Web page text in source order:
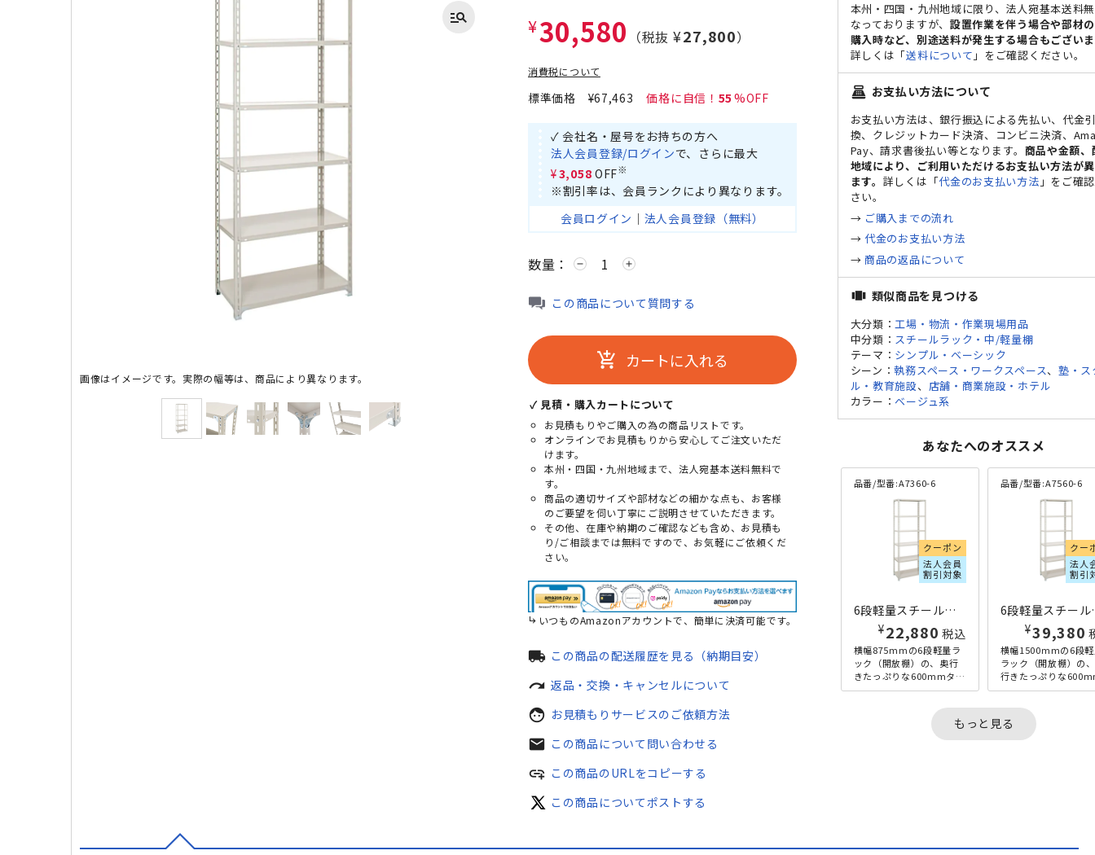
画像はイメージです。実際の幅等は、商品により異なります。
¥30,580 （税抜 ¥27,800）
消費税について
標準価格 ¥67,463 55
✓ 会社名・屋号をお持ちの方へ
法人会員登録/ログインで、さらに最大
¥3,058 OFF※
※割引率は、会員ランクにより異なります。
会員ログイン ｜ 法人会員登録（無料）
数量： remove add
この商品について質問する
add_shopping_cart カートに入れる
✓ 見積・購入カートについて
お見積もりやご購入の為の商品リストです。
オンラインでお見積もりから安心してご注文いただ
けます。
本州・四国・九州地域まで、法人宛基本送料無料で
す。
商品の適切サイズや部材などの細かな点も、お客様
のご要望を伺い丁寧にご説明させていただきます。
その他、在庫や納期のご確認なども含め、お見積も
り/ご相談までは無料ですので、お気軽にご依頼くだ
さい。
いつものAmazonアカウントで、簡単に決済可能です。
local_shipping この商品の配送履歴を見る（納期目安）
redo 返品・交換・キャンセルについて
face お見積もりサービスのご依頼方法
mail この商品について問い合わせる
add_link この商品のURLをコピーする
この商品についてポストする
本州・四国・九州地域に限り、法人宛基本送料
なっておりますが、 設置作業を伴う場合や部材
購入時など、別途送料が発生する場合もござい
詳しくは「送料について 」をご確認ください。
point_of_sale お支払い方法について
お支払い方法は、銀行振込による先払い、代金
換、クレジットカード決済、コンビニ決済、
Pay、請求書後払い等となります。 商品や金額、
地域により、ご利用いただけるお支払い方法が
ます。 詳しくは「代金のお支払い方法 」をご確
さい。
→ ご購入までの流れ
→代金のお支払い方法
→ 商品の返品について
view_carousel 類似商品を見つける
大分類： 工場・物流・作業現場用品
中分類： スチールラック・中/軽量棚
テーマ： シンプル・ベーシック
シーン：執務スペース・ワークスペース、 塾・ス
ル・教育施設、 店舗・商業施設・ホテル
カラー： ベージュ系
あなたへのオススメ
品番/型番:A7360-6
クーポン
法人会員
割引対象
6段軽量スチールラック H2100×W875×D600 アイボリー
¥22,880 税込
横幅875mmの6段軽量ラ
ック（開放棚）の、奥行
きたっぷりな600mmタイ
プです。低価格帯ながら
現しており、オフィ...
品番/型番:A7560-6
クー
法人
割引
6段軽量ス
¥39,380
横幅1500mmの6段
ラック（開放棚）の
行きたっぷりな
イプです。低価格帯
実現しており、オフ...
もっと見る